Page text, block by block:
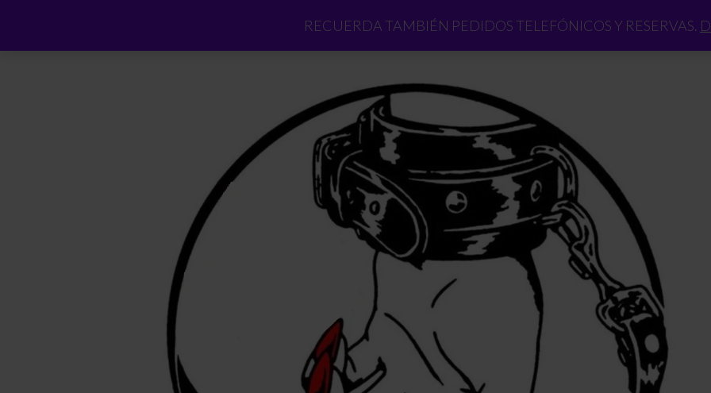
RECUERDA TAMBIÉN PEDIDOS TELEFÓNICOS Y RESERVAS.